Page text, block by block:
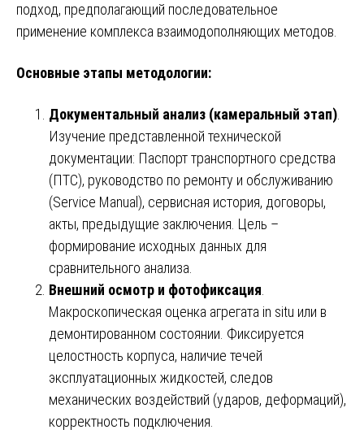
подход, предполагающий последовательное
применение комплекса взаимодополняющих методов.
Основные этапы методологии:
Документальный анализ (камеральный этап)
Изучение представленной технической
документации: Паспорт транспортного средства
(ПТС), руководство по ремонту и обслуживанию
(Service Manual), сервисная история, договоры,
акты, предыдущие заключения. Цель –
формирование исходных данных для
сравнительного анализа.
Внешний осмотр и фотофиксация
Макроскопическая оценка агрегата in situ или в
демонтированном состоянии. Фиксируется
целостность корпуса, наличие течей
эксплуатационных жидкостей, следов
механических воздействий (ударов, деформаций),
корректность подключения.